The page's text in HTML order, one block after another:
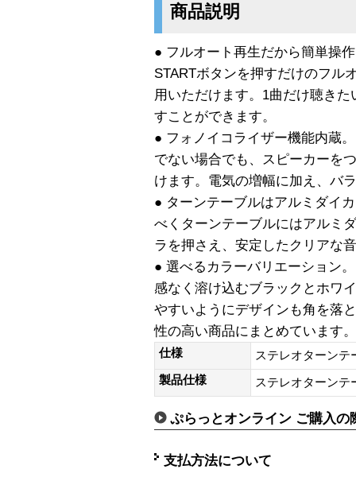
商品説明
● フルオート再生だから簡単操
STARTボタンを押すだけのフル
用いただけます。1曲だけ聴き
すことができます。
● フォノイコライザー機能内蔵
でない場合でも、スピーカーを
けます。電気の増幅に加え、バ
● ターンテーブルはアルミダイ
べくターンテーブルにはアルミ
ラを押さえ、安定したクリアな
● 選べるカラーバリエーション
感なく溶け込むブラックとホワ
やすいようにデザインも角を落
性の高い商品にまとめています。
仕様
ステレオターンテ
製品仕様
ステレオターンテ
ぷらっとオンライン ご購入の
支払方法について